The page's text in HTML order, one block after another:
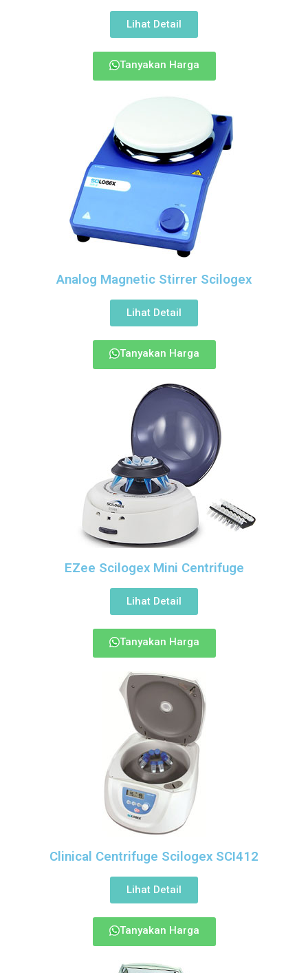
Lihat Detail
Tanyakan Harga
Analog Magnetic Stirrer Scilogex
Lihat Detail
Tanyakan Harga
EZee Scilogex Mini Centrifuge
Lihat Detail
Tanyakan Harga
Clinical Centrifuge Scilogex SCI412
Lihat Detail
Tanyakan Harga